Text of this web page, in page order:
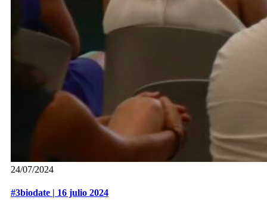
24/07/2024
#3biodate | 16 julio 2024